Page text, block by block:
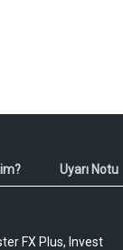
Uyarı Notu
FX Plus, Invest